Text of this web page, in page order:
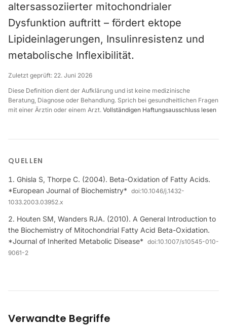
altersassoziierter mitochondrialer
Dysfunktion auftritt – fördert ektope
Lipideinlagerungen, Insulinresistenz und
metabolische Inflexibilität.
Zuletzt geprüft: 22. Juni 2026
Diese Definition dient der Aufklärung und ist keine medizinische
Beratung, Diagnose oder Behandlung. Sprich bei gesundheitlichen Fragen
mit einer Ärztin oder einem Arzt. Vollständigen Haftungsausschluss lesen
QUELLEN
Ghisla S, Thorpe C. (2004). Beta-Oxidation of Fatty Acids.
*European Journal of Biochemistry* doi:10.1046/j.1432-
1033.2003.03952.x
Houten SM, Wanders RJA. (2010). A General Introduction to
the Biochemistry of Mitochondrial Fatty Acid Beta-Oxidation.
*Journal of Inherited Metabolic Disease* doi:10.1007/s10545-010-
9061-2
Verwandte Begriffe